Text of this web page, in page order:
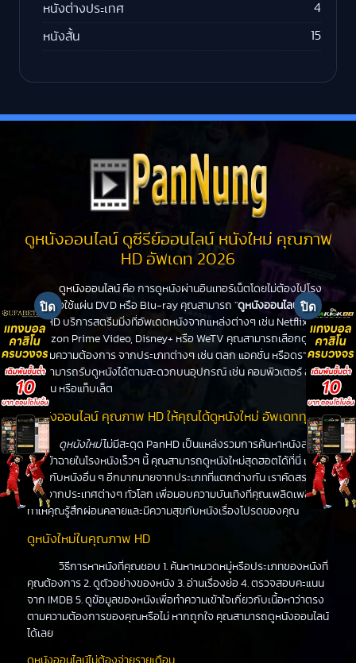
หนังต่างประเทศ 4
หนังสั้น 15
ดูหนังออนไลน์ ดูซีรีย์ออนไลน์ หนังใหม่ คุณภาพ
HD อัพเดท 2026
ดูหนังออนไลน์ คือ การดูหนังผ่านอินเทอร์เน็ตโดยไม่ต้องไปโรง
หนังหรือใช้แผ่น DVD หรือ Blu-ray คุณสามารถ "ดูหนังออนไลน์ " ได้ที่
PanHD บริการสตรีมมิ่งที่อัพเดตหนังจากแหล่งต่างๆ เช่น Netflix,
Amazon Prime Video, Disney+ หรือ WeTV คุณสามารถเลือกดูหนัง
ได้ตามความต้องการ จากประเภทต่างๆ เช่น ตลก แอคชั่น หรือดราม่า
คุณสามารถรับดูหนังได้ตามสะดวกบนอุปกรณ์ เช่น คอมพิวเตอร์ สมา
ร์ทโฟน หรือแท็บเล็ต
ดูหนังออนไลน์ คุณภาพ HD ให้คุณได้ดูหนังใหม่ อัพเดททุกวัน
ดูหนังใหม่ไม่มีสะดุด PanHD เป็นแหล่งรวมการค้นหาหนังล่าสุด
ที่จะเข้าฉายในโรงหนังเร็วๆ นี้ คุณสามารถดูหนังใหม่สุดฮอตได้ที่นี่ เช่น
เดียวกับหนังอื่น ๆ อีกมากมายจากประเภทที่แตกต่างกัน เราคัดสรร
หนังจากประเทศต่างๆ ทั่วโลก เพื่อมอบความบันเทิงที่คุณเพลิดเพลิน
ทำให้คุณรู้สึกผ่อนคลายและมีความสุขกับหนังเรื่องโปรดของคุณ
ดูหนังใหม่ในคุณภาพ HD
วิธีการหาหนังที่คุณชอบ 1. ค้นหาหมวดหมู่หรือประเภทของหนังที่
คุณต้องการ 2. ดูตัวอย่างของหนัง 3. อ่านเรื่องย่อ 4. ตรวจสอบคะแนน
จาก IMDB 5. ดูข้อมูลของหนังเพื่อทำความเข้าใจเกี่ยวกับเนื้อหาว่าตรง
ตามความต้องการของคุณหรือไม่ หากถูกใจ คุณสามารถดูหนังออนไลน์
ได้เลย
ดูหนังออนไลน์ไม่ต้องจ่ายรายเดือน